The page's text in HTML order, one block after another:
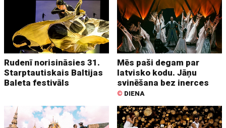
Rudenī norisināsies 31.
Starptautiskais Baltijas
Baleta festivāls
Mēs paši degam par
latvisko kodu. Jāņu
svinēšana bez inerces
© DIENA